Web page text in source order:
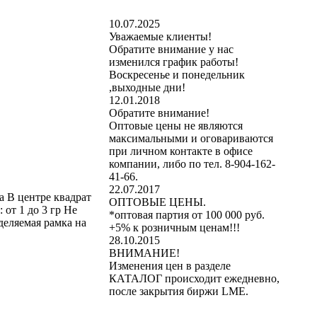
В центре квадрат
от 1 до 3 гр Не
рамка на
10.07.2025
Уважаемые клиенты!
Обратите внимание у нас
изменился график работы!
Воскресенье и понедельник
,выходные дни!
12.01.2018
Обратите внимание!
Оптовые цены не являются
максимальными и оговариваются
при личном контакте в офисе
компании, либо по тел. 8-904-162-
41-66.
22.07.2017
ОПТОВЫЕ ЦЕНЫ.
*оптовая партия от 100 000 руб.
+5% к розничным ценам!!!
28.10.2015
ВНИМАНИЕ!
Изменения цен в разделе
КАТАЛОГ происходит ежедневно,
после закрытия биржи LME.